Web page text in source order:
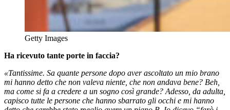
Getty Images
Ha ricevuto tante porte in faccia?
«Tantissime. Sa quante persone dopo aver ascoltato un mio brano
mi hanno detto che non valeva niente, che non andava bene? Beh,
ma come si fa a credere a un sogno così grande? Adesso, da adulta,
capisco tutte le persone che hanno sbarrato gli occhi e mi hanno